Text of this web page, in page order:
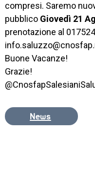
IL
CENTRO
PROGETTO
EDUCATIVO
PRIVACY
compresi. Saremo
pubblico Giovedì 21
prenotazione al
Buone Vacanze!
Grazie!
News